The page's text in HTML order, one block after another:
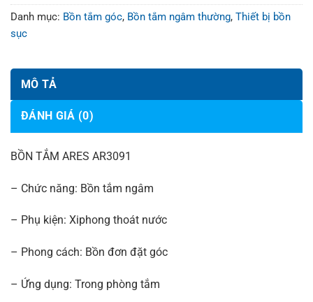
Danh mục: Bồn tắm góc, Bồn tắm ngâm thường, Thiết bị bồn
sục
MÔ TẢ
ĐÁNH GIÁ (0)
BỒN TẮM ARES AR3091
– Chức năng: Bồn tắm ngâm
– Phụ kiện: Xiphong thoát nước
– Phong cách: Bồn đơn đặt góc
– Ứng dụng: Trong phòng tắm